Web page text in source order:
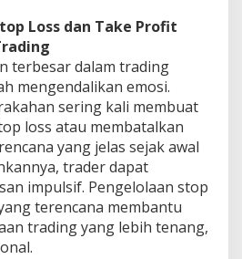
Loss dan Take Profit
terbesar dalam trading
mengendalikan emosi.
sering kali membuat
loss atau membatalkan
yang jelas sejak awal
trader dapat
impulsif. Pengelolaan stop
terencana membantu
trading yang lebih tenang,